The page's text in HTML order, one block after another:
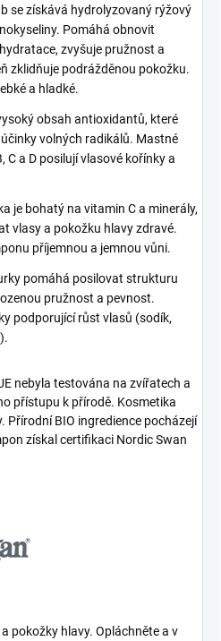
se získává hydrolyzovaný rýžový
Pomáhá obnovit
zvyšuje pružnost a
zklidňuje podrážděnou pokožku.
a hladké.
obsah antioxidantů, které
volných radikálů. Mastné
C a D posilují vlasové kořínky a
je bohatý na vitamin C a minerály,
vlasy a pokožku hlavy zdravé.
příjemnou a jemnou vůni.
pomáhá posilovat strukturu
pružnost a pevnost.
podporující růst vlasů (sodík,
nebyla testována na zvířatech a
přístupu k přírodě. Kosmetika
Přírodní BIO ingredience pocházejí
získal certifikaci Nordic Swan
pokožky hlavy. Opláchněte a v